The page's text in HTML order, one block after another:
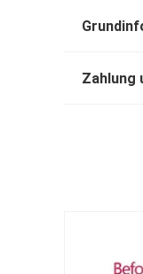
Zahlung